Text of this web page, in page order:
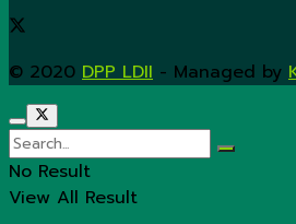
© 2020 DPP LDII - Managed by
No Result
View All Result